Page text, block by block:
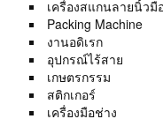
เครื่องสแกนลายนิ้วมื
Packing Machine
งานอดิเรก
อุปกรณ์ไร้สาย
เกษตรกรรม
สติกเกอร์
เครื่องมือช่าง